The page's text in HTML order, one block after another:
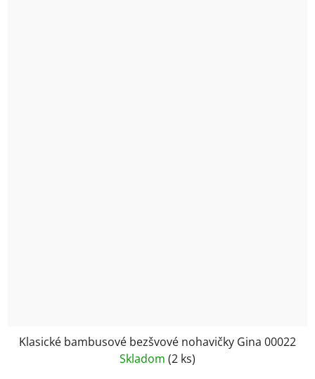
Klasické bambusové bezšvové nohavičky Gina 00022
Skladom (2 ks)